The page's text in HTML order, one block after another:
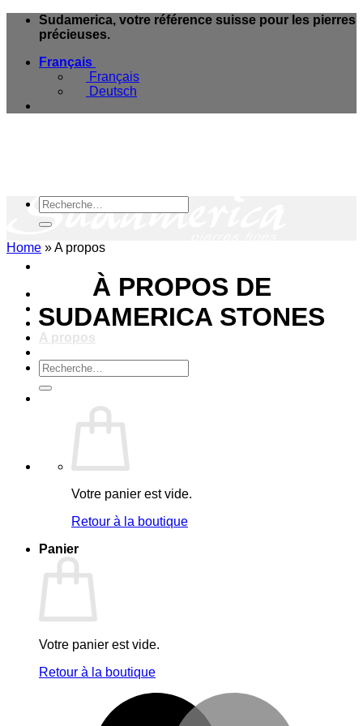
Skip
Sudamerica, votre référence suisse pour les pierres
précieuses.
Français
Français
Deutsch
e-Boutique
Magasins & Services
Blog Minéraux
A propos
Recherche
pour :
Votre panier est vide.
Retour à la boutique
Panier
Votre panier est vide.
Retour à la boutique
Recherche
pour :
Home »A propos
À PROPOS DE
SUDAMERICA STONES